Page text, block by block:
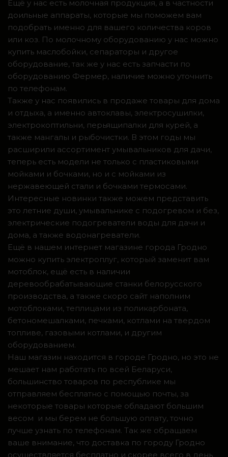
Ещё у нас есть молочная продукция, а в частности
доильные аппараты, которые мы поможем вам
подобрать именно для вашего количества коров
или коз. По молочному оборудованию у нас можно
купить маслобойки, сепараторы и другое
оборудование, так же у нас есть запчасти по
оборудованию Фермер, наличие можно уточнить
по телефонам.
Также у нас появились в продаже товары для дома
и отдыха, а именно автоклавы, электросушилки,
электрокоптильни, перьящипалки для курей, а
также мангалы и рыбочистки. В этом годы мы
расширили ассортимент умывальников для дачи,
теперь есть модели не только с пластиковыми
мойками и бочками, но и с мойками из
нержавеющей стали и бочками термосами.
Интересные новинки также можем представить
это летние души, умывальнике с подогревом и без,
электрические подогреватели воды для дачи и
дома, а также водонагреватели.
Ещё в нашем интернет магазине города Гродно
можно купить электроплуг, который заменит вам
мотоблок, ещё есть в наличии
деревообрабатывающие станки белорусского
производства, а также скоро сайт наполним
мотоблоками, теплицами из поликарбоната,
бетономешалками, печками, котлами на твердом
топливе, газовыми котлами, и другим
оборудованием.
Наш магазин находится в городе Гродно, но это не
мешает нам работать по всей Беларуси,
большинство товаров по республике мы
отправляем бесплатно с помощью почты, за
некоторые товары которые обладают большим
весом и мы берем не большую оплату, точно
лучше узнать по телефонам. Так же обращаем
ваше внимание, что доставка по городу Гродно
осуществляется бесплатно и скорее всего в день